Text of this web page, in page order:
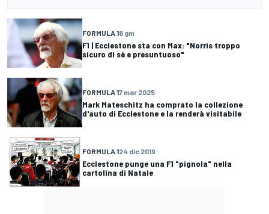
FORMULA 18 gm
F1 | Ecclestone sta con Max: "Norris troppo
sicuro di sè e presuntuoso"
FORMULA 17 mar 2025
Mark Mateschitz ha comprato la collezione
d'auto di Ecclestone e la renderà visitabile
FORMULA 124 dic 2019
Ecclestone punge una F1 "pignola" nella
cartolina di Natale